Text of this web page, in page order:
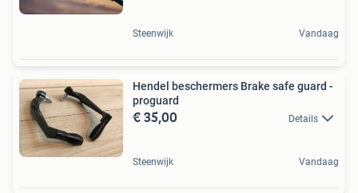
Steenwijk Vandaag
Hendel beschermers Brake safe guard -
proguard
€ 35,00 Details
Steenwijk Vandaag